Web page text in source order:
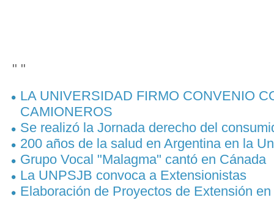
" "
LA UNIVERSIDAD FIRMO CONVENIO
CAMIONEROS
Se realizó la Jornada derecho del
200 años de la salud en Argentina en la
Grupo Vocal "Malagma" cantó en Cánada
La UNPSJB convoca a Extensionistas
Elaboración de Proyectos de Extensión